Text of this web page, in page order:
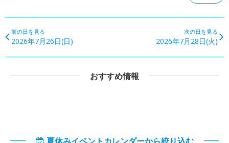
前の日を見る
2026年7月26日(日)
次の日を見る
2026年7月28日(火)
おすすめ情報